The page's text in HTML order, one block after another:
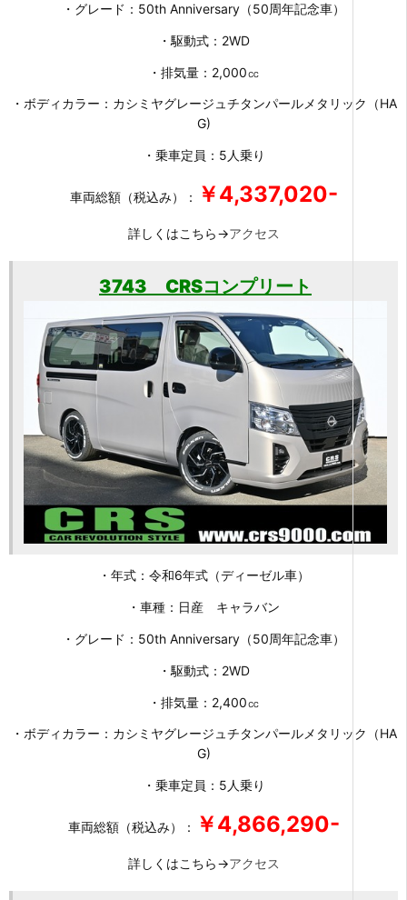
・グレード：50th Anniversary（50周年記念車）
・駆動式：2WD
・排気量：2,000㏄
・ボディカラー：カシミヤグレージュチタンパールメタリック（HA
G)
・乗車定員：5人乗り
車両総額（税込み）： ￥4,337,020-
詳しくはこちら→アクセス
3743 CRSコンプリート
・年式：令和6年式（ディーゼル車）
・車種：日産 キャラバン
・グレード：50th Anniversary（50周年記念車）
・駆動式：2WD
・排気量：2,400㏄
・ボディカラー：カシミヤグレージュチタンパールメタリック（HA
G)
・乗車定員：5人乗り
車両総額（税込み）： ￥4,866,290-
詳しくはこちら→アクセス